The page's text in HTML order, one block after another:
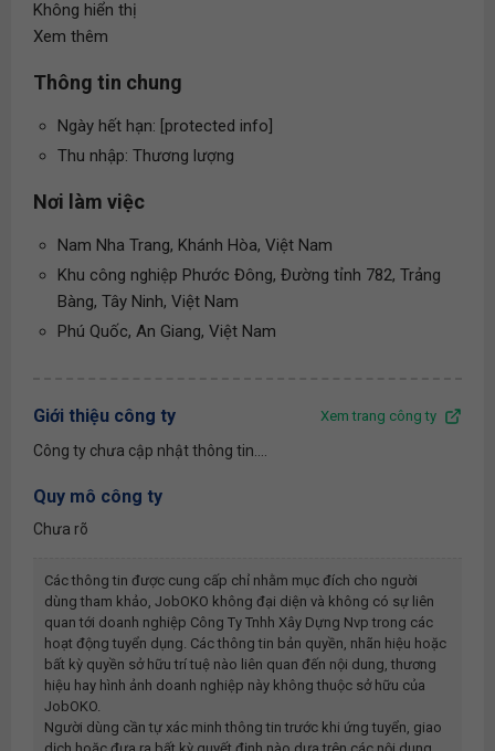
Không hiển thị
Xem thêm
Thông tin chung
Ngày hết hạn: [protected info]
Thu nhập: Thương lượng
Nơi làm việc
Nam Nha Trang, Khánh Hòa, Việt Nam
Khu công nghiệp Phước Đông, Đường tỉnh 782, Trảng
Bàng, Tây Ninh, Việt Nam
Phú Quốc, An Giang, Việt Nam
Giới thiệu công ty Xem trang công ty
Công ty chưa cập nhật thông tin....
Quy mô công ty
Chưa rõ
Các thông tin được cung cấp chỉ nhằm mục đích cho người
dùng tham khảo, JobOKO không đại diện và không có sự liên
quan tới doanh nghiệp Công Ty Tnhh Xây Dựng Nvp trong các
hoạt động tuyển dụng. Các thông tin bản quyền, nhãn hiệu hoặc
bất kỳ quyền sở hữu trí tuệ nào liên quan đến nội dung, thương
hiệu hay hình ảnh doanh nghiệp này không thuộc sở hữu của
JobOKO.
Người dùng cần tự xác minh thông tin trước khi ứng tuyển, giao
dịch hoặc đưa ra bất kỳ quyết định nào dựa trên các nội dung